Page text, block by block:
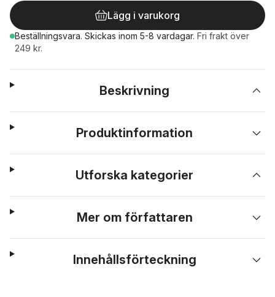
Lägg i varukorg
Beställningsvara. Skickas inom 5-8 vardagar. Fri frakt över
249 kr.
Beskrivning
Produktinformation
Utforska kategorier
Mer om författaren
Innehållsförteckning